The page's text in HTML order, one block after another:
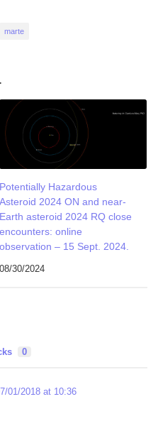
marte
Potentially Hazardous
Asteroid 2024 ON and near-
Earth asteroid 2024 RQ close
encounters: online
observation – 15 Sept. 2024.
08/30/2024
0
01/2018 at 10:36